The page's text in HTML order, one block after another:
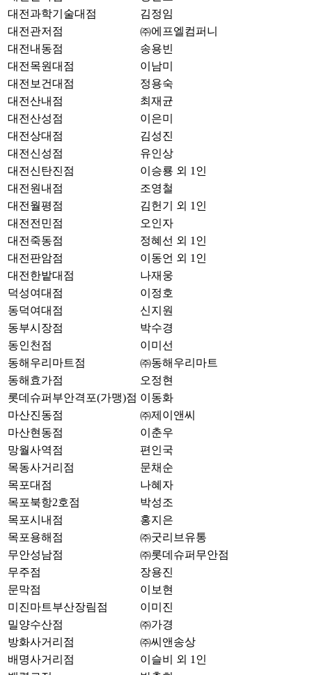
대전과학기술대점
김정임
대전관저점
㈜에프엘컴퍼니
대전내동점
송용빈
대전목원대점
이남미
대전보건대점
정용숙
대전산내점
최재균
대전산성점
이은미
대전상대점
김성진
대전신성점
유인상
대전신탄진점
이승룡 외 1인
대전원내점
조영철
대전월평점
김헌기 외 1인
대전전민점
오인자
대전죽동점
정혜선 외 1인
대전판암점
이동언 외 1인
대전한밭대점
나재웅
덕성여대점
이정호
동덕여대점
신지원
동부시장점
박수경
동인천점
이미선
동해우리마트점
㈜동해우리마트
동해효가점
오정현
롯데슈퍼부안격포(가맹)점 이동화
마산진동점
㈜제이앤씨
마산현동점
이춘우
망월사역점
편인국
목동사거리점
문채순
목포대점
나혜자
목포북항2호점
박성조
목포시내점
홍지은
목포용해점
㈜굿리브유통
무안성남점
㈜롯데슈퍼무안점
무주점
장용진
문막점
이보현
미진마트부산장림점
이미진
밀양수산점
㈜가경
방화사거리점
㈜씨앤송상
배명사거리점
이슬비 외 1인